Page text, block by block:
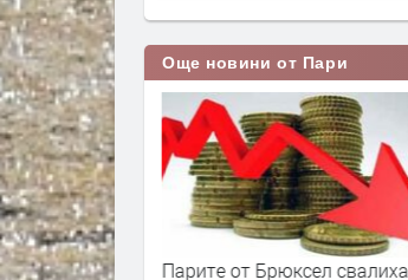
Още новини от Пари
стигнаха и
Парите от Брюксел свалиха